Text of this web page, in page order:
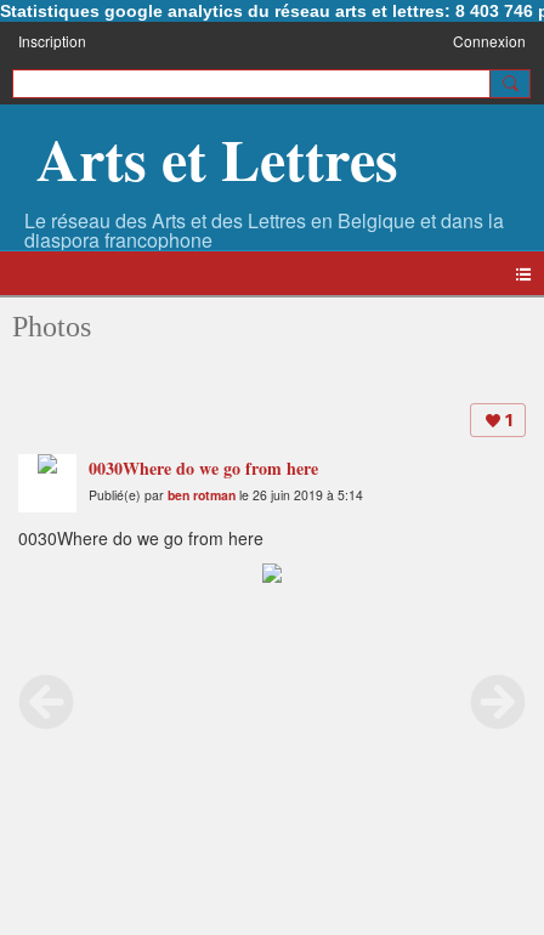
Statistiques google analytics du réseau arts et lettres: 8 403 746
Inscription Connexion
Arts et Lettres
Photos
1
0030Where do we go from here
Publié(e) par ben rotman le 26 juin 2019 à 5:14
0030Where do we go from here